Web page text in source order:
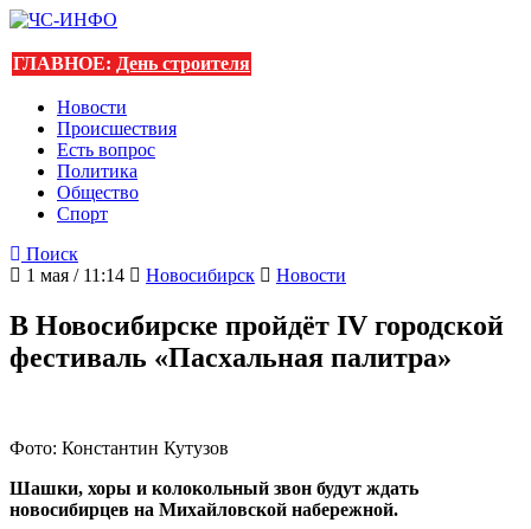
ГЛАВНОЕ: День строителя
Новости
Происшествия
Есть вопрос
Политика
Общество
Спорт
Поиск
1 мая / 11:14
Новосибирск Новости
В Новосибирске пройдёт IV городской
фестиваль «Пасхальная палитра»
Фото: Константин Кутузов
Шашки, хоры и колокольный звон будут ждать
новосибирцев на Михайловской набережной.